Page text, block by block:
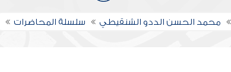
محمد الحسن الددو الشنقيطي سلسلة المحاضرات